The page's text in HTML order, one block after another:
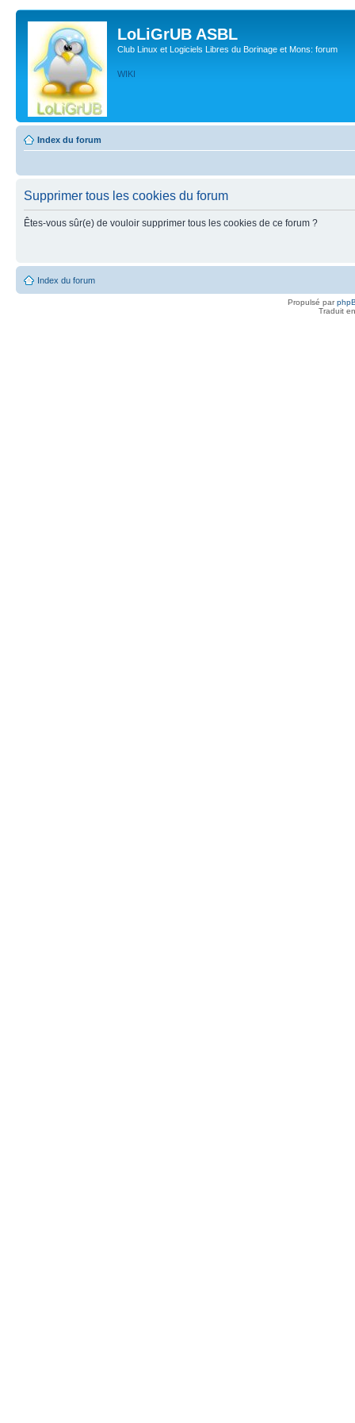
LoLiGrUB ASBL
Club Linux et Logiciels Libres du Borinage et Mons: forum
WIKI
Index du forum
Supprimer tous les cookies du forum
Êtes-vous sûr(e) de vouloir supprimer tous les cookies de ce forum ?
Index du forum
Propulsé par
Traduit